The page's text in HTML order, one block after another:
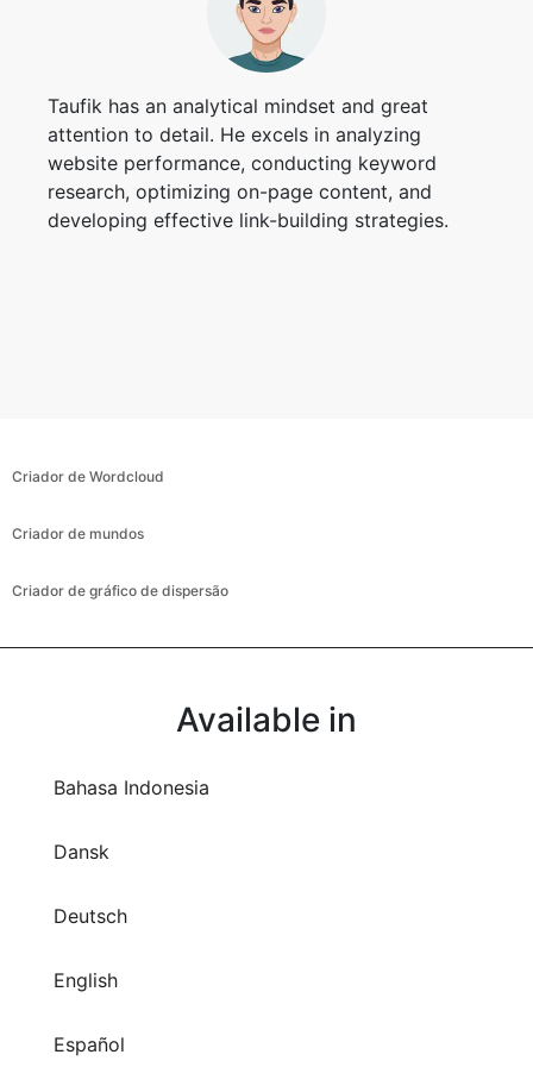
Taufik has an analytical mindset and great
attention to detail. He excels in analyzing
website performance, conducting keyword
research, optimizing on-page content, and
developing effective link-building strategies.
Criador de Wordcloud
Criador de mundos
Criador de gráfico de dispersão
Available in
Bahasa Indonesia
Dansk
Deutsch
English
Español